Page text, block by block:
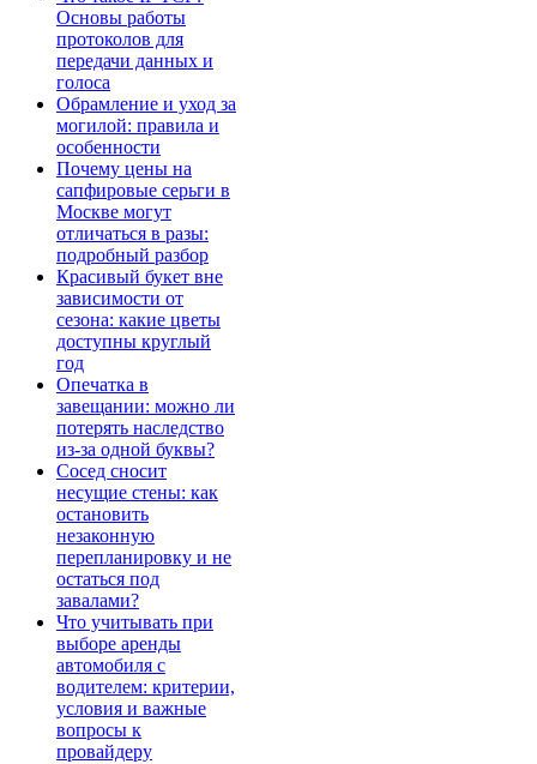
Основы работы
протоколов для
передачи данных и
голоса
Обрамление и уход за
могилой: правила и
особенности
Почему цены на
сапфировые серьги в
Москве могут
отличаться в разы:
подробный разбор
Красивый букет вне
зависимости от
сезона: какие цветы
доступны круглый
год
Опечатка в
завещании: можно ли
потерять наследство
из-за одной буквы?
Сосед сносит
несущие стены: как
остановить
незаконную
перепланировку и не
остаться под
завалами?
Что учитывать при
выборе аренды
автомобиля с
водителем: критерии,
условия и важные
вопросы к
провайдеру